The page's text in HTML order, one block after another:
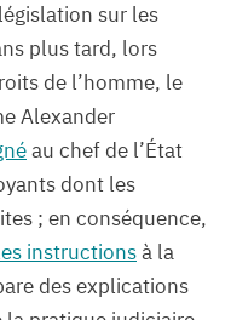
sur les
plus tard, lors
de l’homme, le
Alexander
au chef de l’État
dont les
; en conséquence,
instructionsà la
des explications